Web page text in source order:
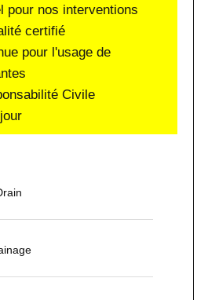
pour nos interventions
certifié
pour l'usage de
Civile